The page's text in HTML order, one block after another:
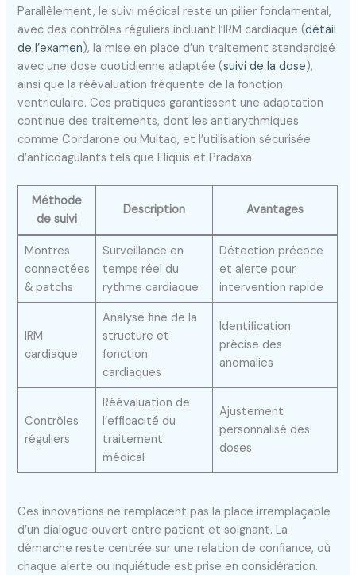
Parallèlement, le suivi médical reste un pilier fondamental,
avec des contrôles réguliers incluant l’IRM cardiaque (détail
de l’examen), la mise en place d’un traitement standardisé
avec une dose quotidienne adaptée (suivi de la dose),
ainsi que la réévaluation fréquente de la fonction
ventriculaire. Ces pratiques garantissent une adaptation
continue des traitements, dont les antiarythmiques
comme Cordarone ou Multaq, et l’utilisation sécurisée
d’anticoagulants tels que Eliquis et Pradaxa.
Méthode
de suivi
Description Avantages
Montres
connectées
& patchs
Surveillance en
temps réel du
rythme cardiaque
Détection précoce
et alerte pour
intervention rapide
IRM
cardiaque
Analyse fine de la
structure et
fonction
cardiaques
Identification
précise des
anomalies
Contrôles
réguliers
Réévaluation de
l’efficacité du
traitement
médical
Ajustement
personnalisé des
doses
Ces innovations ne remplacent pas la place irremplaçable
d’un dialogue ouvert entre patient et soignant. La
démarche reste centrée sur une relation de confiance, où
chaque alerte ou inquiétude est prise en considération.